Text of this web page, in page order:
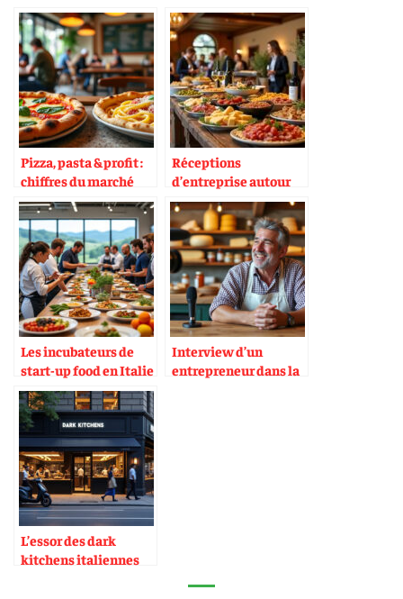
Pizza, pasta & profit :
chiffres du marché
européen
Réceptions
d’entreprise autour
du thème Italie
Les incubateurs de
start-up food en Italie
Interview d’un
entrepreneur dans la
L’essor des dark
kitchens italiennes